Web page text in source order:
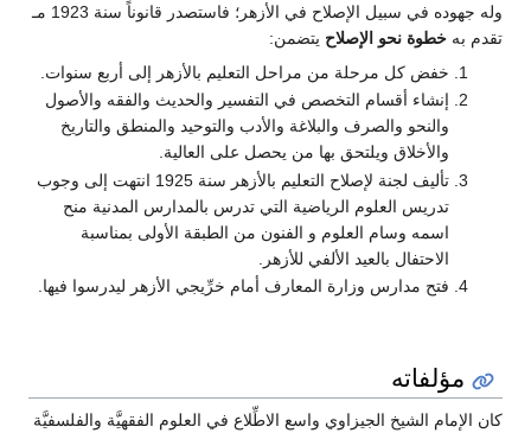
وله جهوده في سبيل الإصلاح في الأزهر؛ فاستصدر قانوناً سنة 1923 مـ
تقدم به خطوة نحو الإصلاح يتضمن:
خفض كل مرحلة من مراحل التعليم بالأزهر إلى أربع سنوات.
إنشاء أقسام التخصص في التفسير والحديث والفقه والأصول
والنحو والصرف والبلاغة والأدب والتوحيد والمنطق والتاريخ
والأخلاق ويلتحق بها من يحصل على العالية.
تأليف لجنة لإصلاح التعليم بالأزهر سنة 1925 انتهت إلى وجوب
تدريس العلوم الرياضية التي تدرس بالمدارس المدنية منح
اسمه وسام العلوم و الفنون من الطبقة الأولى بمناسبة
الاحتفال بالعيد الألفي للأزهر.
فتح مدارس وزارة المعارف أمام خرِّيجي الأزهر ليدرسوا فيها.
مؤلفاته
كان الإمام الشيخ الجيزاوي واسع الاطِّلاع في العلوم الفقهيَّة والفلسفيَّة